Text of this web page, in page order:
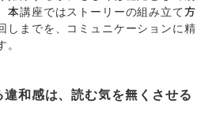
本講座ではストーリーの組み立て方
しまでを、コミュニケーションに精
和感は、読む気を無くさせる